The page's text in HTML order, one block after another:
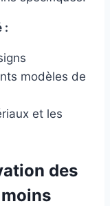
:
modèles de
et les
des